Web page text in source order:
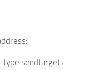
sendtargets –